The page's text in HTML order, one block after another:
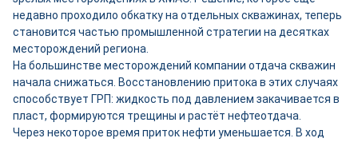
недавно проходило обкатку на отдельных скважинах, теперь
становится частью промышленной стратегии на десятках
месторождений региона.
На большинстве месторождений компании отдача скважин
начала снижаться. Восстановлению притока в этих случаях
способствует ГРП: жидкость под давлением закачивается в
пласт, формируются трещины и растёт нефтеотдача.
Через некоторое время приток нефти уменьшается. В ход